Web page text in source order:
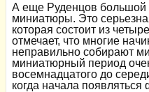
А еще Руденцов большой
миниатюры. Это
которая состоит из
отмечает, что многие
неправильно собирают
миниатюрный период
восемнадцатого до
когда начала появляться